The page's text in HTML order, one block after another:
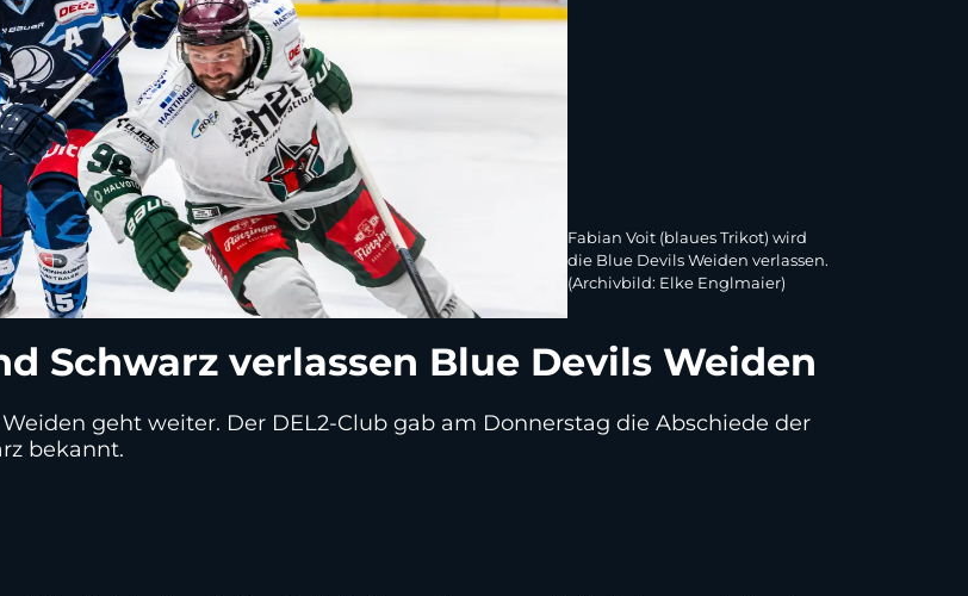
Fabian Voit (blaues Trikot) wird
die Blue Devils Weiden verlassen.
(Archivbild: Elke Englmaier)
Schwarz verlassen Blue Devils Weiden
geht weiter. Der DEL2-Club gab am Donnerstag die Abschiede der
bekannt.